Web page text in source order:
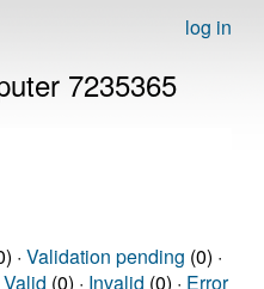
log in
7235365
· Validation pending (0) ·
Valid (0) · Invalid (0) · Error